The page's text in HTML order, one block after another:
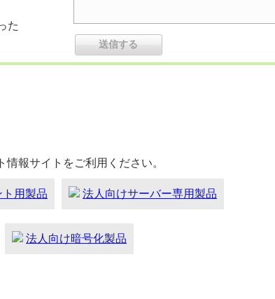
た
報サイトをご利用ください。
用製品 法人向けサーバー専用製品
法人向け暗号化製品